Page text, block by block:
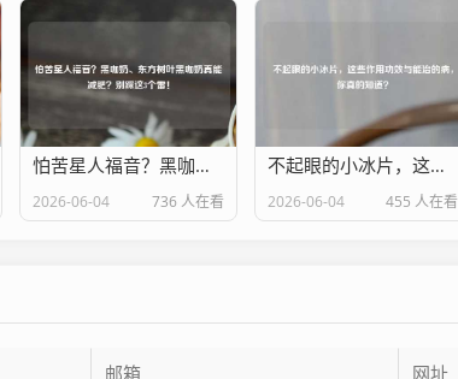
怕苦星人福音？黑咖奶、东方树叶黑咖奶真能减肥？别踩这3个雷！
2026-06-04 736 人在看
不起眼的小冰片，这些作用功效与能治的病，你真的知道？
2026-06-04 455 人在看